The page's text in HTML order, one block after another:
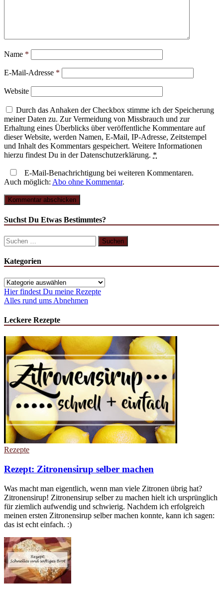
Name *
E-Mail-Adresse *
Website
Durch das Anhaken der Checkbox stimme ich der Speicherung
meiner Daten zu. Zur Vermeidung von Missbrauch und zur
Erhaltung eines Überblicks über veröffentliche Kommentare auf
dieser Website, werden Namen, E-Mail, IP-Adresse, Zeitstempel
und Inhalt des Kommentars gespeichert. Weitere Informationen
hierzu findest Du in der Datenschutzerklärung. *
E-Mail-Benachrichtigung bei weiteren Kommentaren.
Auch möglich: Abo ohne Kommentar.
Suchst Du Etwas Bestimmtes?
Suchen
nach:
Kategorien
Kategorien
Hier findest Du meine Rezepte
Alles rund ums Abnehmen
Leckere Rezepte
Rezepte
Rezept: Zitronensirup selber machen
Was macht man eigentlich, wenn man viele Zitronen übrig hat?
Zitronensirup! Zitronensirup selber zu machen hielt ich ursprünglich
für ziemlich aufwendig und schwierig. Nachdem ich erfolgreich
meinen ersten Zitronensirup selber machen konnte, kann ich sagen:
das ist echt einfach. :)